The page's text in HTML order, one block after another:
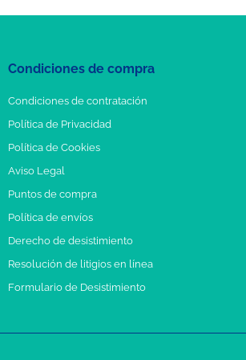
Condiciones de compra
Condiciones de contratación
Política de Privacidad
Política de Cookies
Aviso Legal
Puntos de compra
Política de envíos
Derecho de desistimiento
Resolución de litigios en línea
Formulario de Desistimiento